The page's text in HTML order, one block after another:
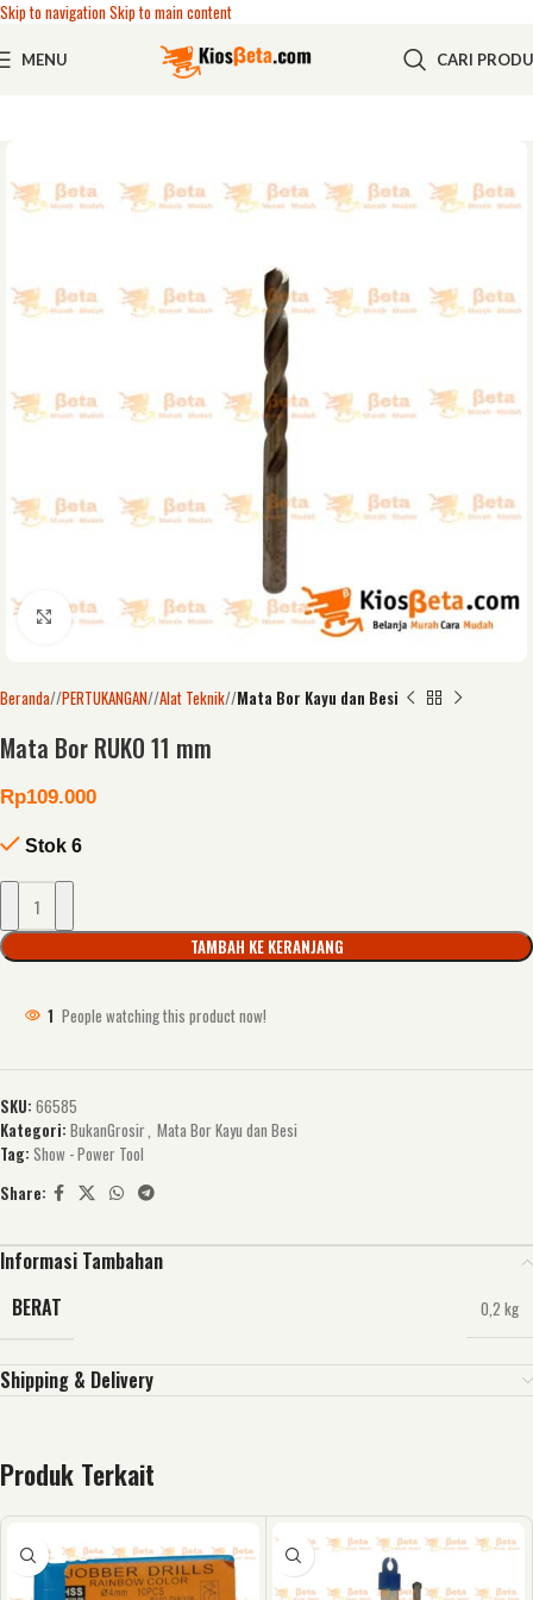
Skip to navigationSkip to main content
MENU CARI
Click to enlarge
Beranda/ PERTUKANGAN/ Alat Teknik/ Mata Bor Kayu dan Besi
Mata Bor RUKO 11 mm
Rp109.000
Stok 6
TAMBAH KE KERANJANG
1 People watching this product now!
SKU: 66585
Kategori: BukanGrosir, Mata Bor Kayu dan Besi
Tag: Show - Power Tool
Share:
Informasi Tambahan
BERAT
0,2 kg
Shipping & Delivery
Produk Terkait